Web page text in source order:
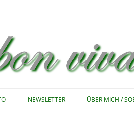
Inhalt
NEWSLETTER ÜBER MICH /